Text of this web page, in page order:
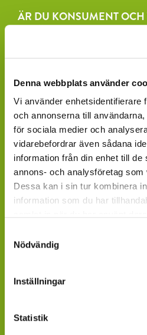
Denna webbplats använder
Vi använder enhetsidentifierare
och annonserna till
för sociala medier och
vidarebefordrar även sådana
information från din enhet till de
annons- och analysföretag
Dessa kan i sin tur kombinera
information som du har
Nödvändig
Inställningar
Statistik
ÄR DU KONSUMENT
Fråga efter produkterna lokalt,
beställa hos ett rikstäckande
av växter och blommor.
GARDENCENTER:
Hornbach, Plantagen, Bauhaus,
fristående GardenCenter och
LIVSMEDELSBUTIKER:
tillhandahåller ett begränsat
på din förfrågan.
Kontakta din kundansvarige
info@mastergron.se